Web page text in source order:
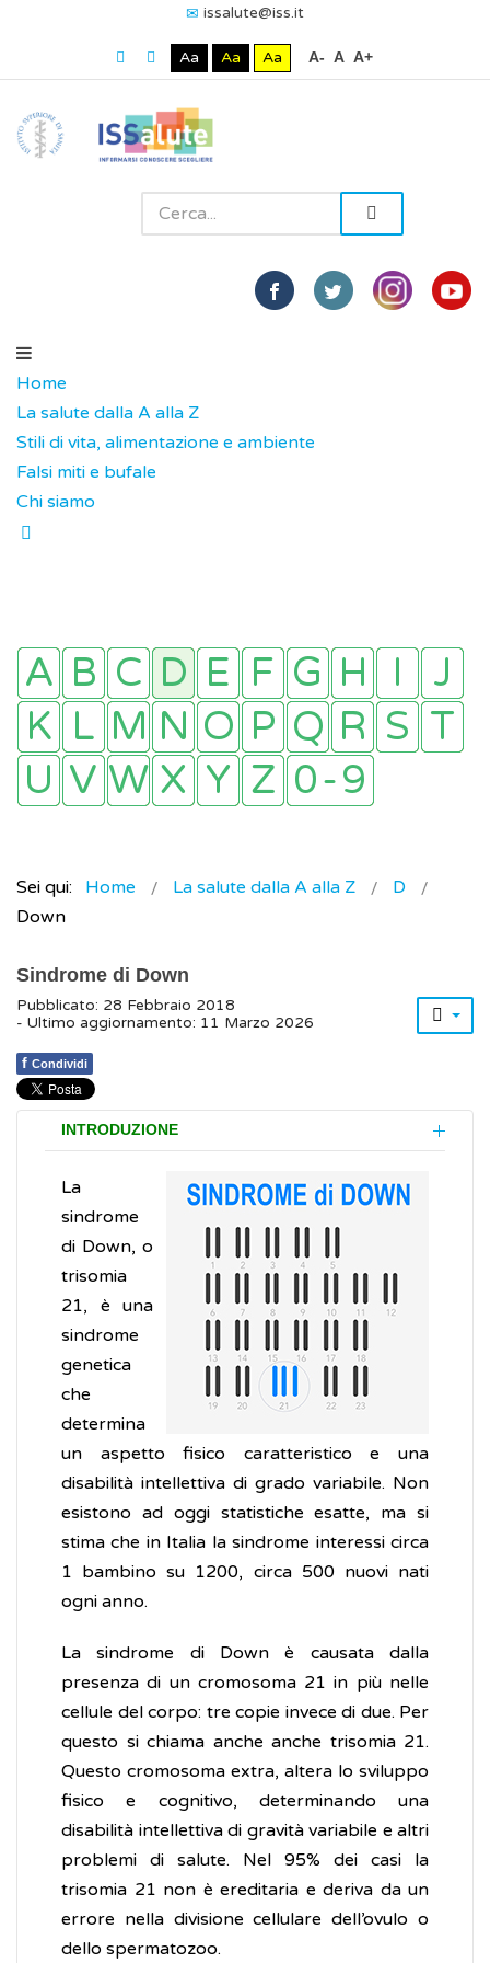
issalute@iss.it
Aa Aa Aa A- A A+
Home
La salute dalla A alla Z
Stili di vita, alimentazione e ambiente
Falsi miti e bufale
Chi siamo
Sei qui: Home La salute dalla A alla Z
D
Down
Sindrome di Down
Pubblicato: 28 Febbraio 2018
- Ultimo aggiornamento: 11 Marzo 2026
f Condividi
INTRODUZIONE
La
sindrome
di Down, o
trisomia
21, è una
sindrome
genetica
che
determina
un aspetto fisico caratteristico e una
disabilità intellettiva di grado variabile. Non
esistono ad oggi statistiche esatte, ma si
stima che in Italia la sindrome interessi circa
1 bambino su 1200, circa 500 nuovi nati
ogni anno.
La sindrome di Down è causata dalla
presenza di un cromosoma 21 in più nelle
cellule del corpo: tre copie invece di due. Per
questo si chiama anche anche trisomia 21.
Questo cromosoma extra, altera lo sviluppo
fisico e cognitivo, determinando una
disabilità intellettiva di gravità variabile e altri
problemi di salute. Nel 95% dei casi la
trisomia 21 non è ereditaria e deriva da un
errore nella divisione cellulare dell’ovulo o
dello spermatozoo.